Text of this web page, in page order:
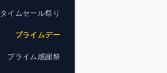
タイムセール祭り
プライムデー
プライム感謝祭